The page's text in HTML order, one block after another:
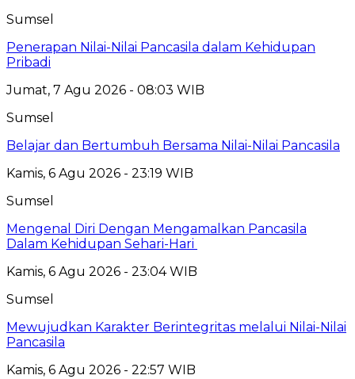
Sumsel
Penerapan Nilai-Nilai Pancasila dalam Kehidupan
Pribadi
Jumat, 7 Agu 2026 - 08:03 WIB
Sumsel
Belajar dan Bertumbuh Bersama Nilai-Nilai Pancasila
Kamis, 6 Agu 2026 - 23:19 WIB
Sumsel
Mengenal Diri Dengan Mengamalkan Pancasila
Dalam Kehidupan Sehari-Hari
Kamis, 6 Agu 2026 - 23:04 WIB
Sumsel
Mewujudkan Karakter Berintegritas melalui Nilai-Nilai
Pancasila
Kamis, 6 Agu 2026 - 22:57 WIB